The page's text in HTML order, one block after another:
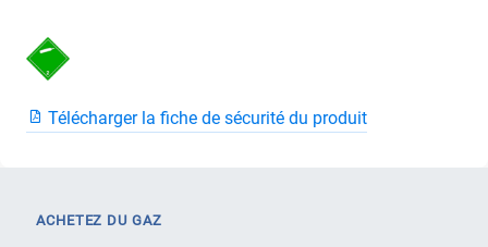
Télécharger la fiche de sécurité du produit
ACHETEZ DU GAZ